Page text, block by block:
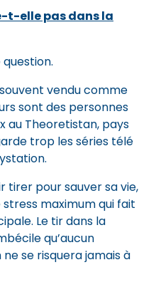
t-elle pas dans la
vendu comme
sont des personnes
au Theoretistan, pays
trop les séries télé
tirer pour sauver sa vie,
maximum qui fait
Le tir dans la
qu’aucun
se risquera jamais à